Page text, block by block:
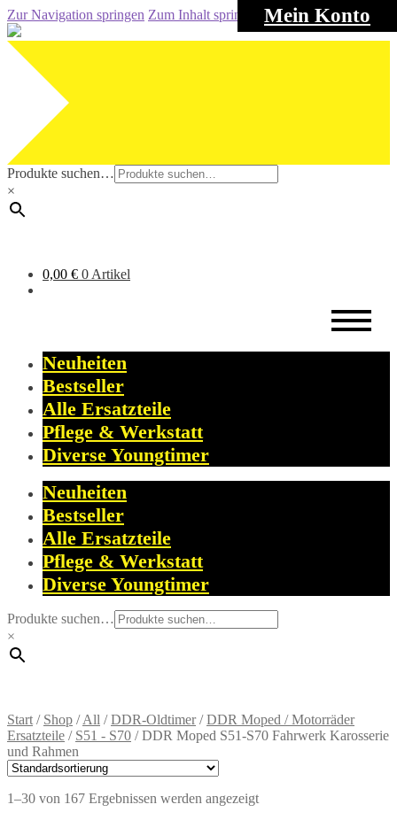
Mein Konto
Zur Navigation springen Zum Inhalt springen
Produkte suchen…
×
0,00 € 0 Artikel
Neuheiten
Bestseller
Alle Ersatzteile
Pflege & Werkstatt
Diverse Youngtimer
Neuheiten
Bestseller
Alle Ersatzteile
Pflege & Werkstatt
Diverse Youngtimer
Produkte suchen…
×
Start / Shop /All /DDR-Oldtimer/DDR Moped / Motorräder
Ersatzteile / S51 - S70 /DDR Moped S51-S70 Fahrwerk Karosserie
und Rahmen
1–30 von 167 Ergebnissen werden angezeigt